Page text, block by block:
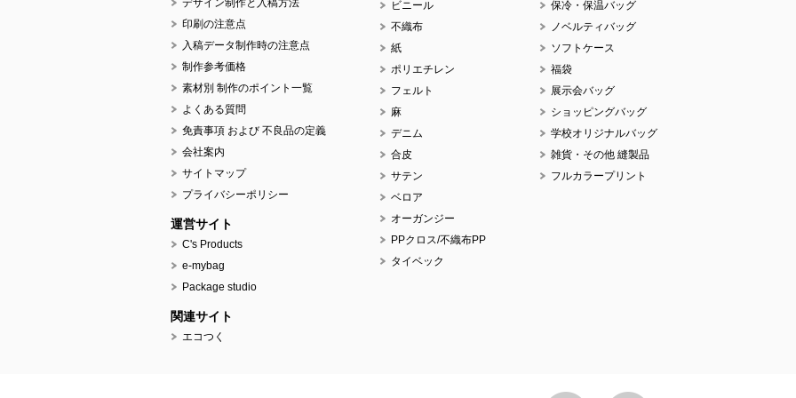
デザイン制作と入稿方法
印刷の注意点
入稿データ制作時の注意点
制作参考価格
素材別 制作のポイント一覧
よくある質問
免責事項 および 不良品の定義
会社案内
サイトマップ
プライバシーポリシー
運営サイト
C's Products
e-mybag
Package studio
関連サイト
エコつく
ビニール
不織布
紙
ポリエチレン
フェルト
麻
デニム
合皮
サテン
ベロア
オーガンジー
PPクロス/不織布PP
タイベック
保冷・保温バッグ
ノベルティバッグ
ソフトケース
福袋
展示会バッグ
ショッピングバッグ
学校オリジナルバッグ
雑貨・その他 縫製品
フルカラープリント